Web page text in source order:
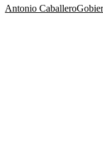
Antonio Caballero